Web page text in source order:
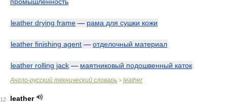
leather drying frame — рама для сушки кожи
leather finishing agent — отделочный материал
leather rolling jack — маятниковый подошвенный каток
Англо-русский технический словарь > leather
12
leather